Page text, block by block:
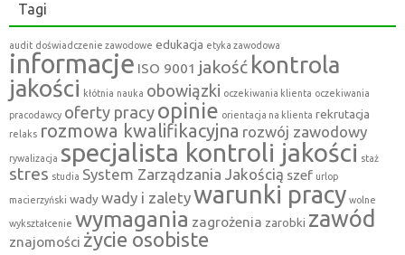
Tagi
audit doświadczenie zawodowe edukacja etyka zawodowa
informacje ISO 9001 jakość kontrola
jakości kłótnia nauka obowiązki oczekiwania klienta oczekiwania
pracodawcy oferty pracy opinie orientacja na klienta rekrutacja
relaks rozmowa kwalifikacyjna rozwój zawodowy
rywalizacja specjalista kontroli jakości staż
stres studia System Zarządzania Jakością szef urlop
macierzyński wadywady i zaletywarunki pracy wolne
wykształcenie wymagania zagrożenia zarobki zawód
znajomości życie osobiste